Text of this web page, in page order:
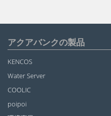
アクアバンクの製品
KENCOS
Water Server
COOLIC
poipoi